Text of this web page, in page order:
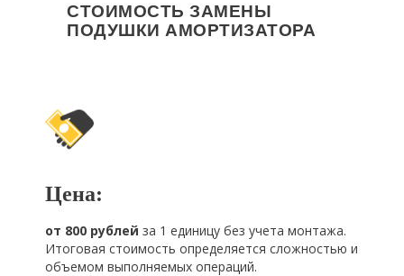
СТОИМОСТЬ ЗАМЕНЫ
ПОДУШКИ АМОРТИЗАТОРА
Цена:
от 800 рублей за 1 единицу без учета монтажа.
Итоговая стоимость определяется сложностью и
объемом выполняемых операций.